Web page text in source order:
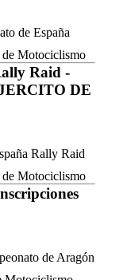
de España
de Motociclismo
Raid -
DE
Rally Raid
de Motociclismo
de Aragón